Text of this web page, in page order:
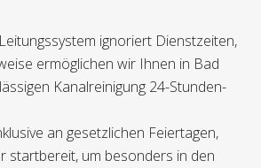
ignoriert Dienstzeiten,
ermöglichen wir Ihnen in Bad
Kanalreinigung 24-Stunden-
an gesetzlichen Feiertagen,
startbereit, um besonders in den